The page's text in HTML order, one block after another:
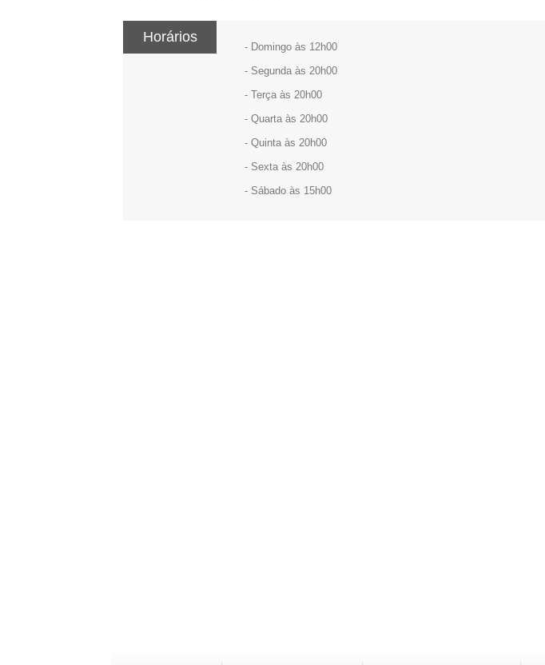
Horários
- Domingo às 12h00
- Segunda às 20h00
- Terça às 20h00
- Quarta às 20h00
- Quinta às 20h00
- Sexta às 20h00
- Sábado às 15h00